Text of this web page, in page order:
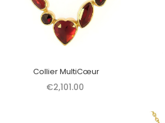
Collier MultiCœur
€2,101.00